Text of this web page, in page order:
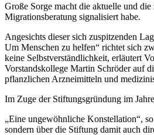
Große Sorge macht die aktuelle und
Migrationsberatung signalisiert habe.
Angesichts dieser sich zuspitzenden
Um Menschen zu helfen“ richtet sich
keine Selbstverständlichkeit, erläutert
Vorstandskollege Martin Schröder auf
pflanzlichen Arzneimitteln und
Im Zuge der Stiftungsgründung im
„Eine ungewöhnliche Konstellation“,
sondern über die Stiftung damit auch